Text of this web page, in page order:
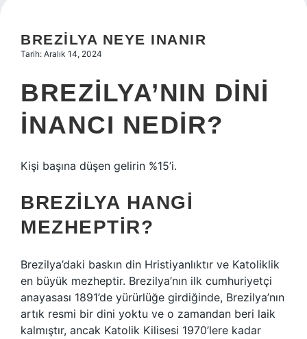
Hakkımızda
BREZILYA NEYE INANIR
Tarih: Aralık 14, 2024
BREZILYA’NIN DINI
INANCI NEDIR?
Kişi başına düşen gelirin %15’i.
BREZILYA HANGI
MEZHEPTIR?
Brezilya’daki baskın din Hristiyanlıktır ve Katoliklik
en büyük mezheptir. Brezilya’nın ilk cumhuriyetçi
anayasası 1891’de yürürlüğe girdiğinde, Brezilya’nın
artık resmi bir dini yoktu ve o zamandan beri laik
kalmıştır, ancak Katolik Kilisesi 1970’lere kadar